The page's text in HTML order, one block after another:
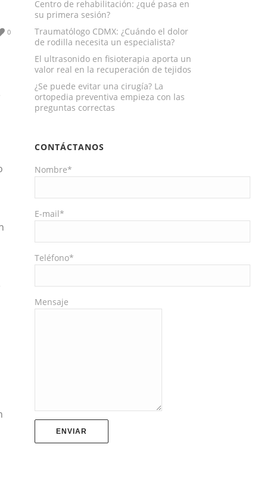
0
Centro de rehabilitación: ¿qué pasa en
su primera sesión?
Traumatólogo CDMX: ¿Cuándo el dolor
de rodilla necesita un especialista?
El ultrasonido en fisioterapia aporta un
valor real en la recuperación de tejidos
¿Se puede evitar una cirugía? La
ortopedia preventiva empieza con las
preguntas correctas
CONTÁCTANOS
Nombre*
E-mail*
Teléfono*
Mensaje